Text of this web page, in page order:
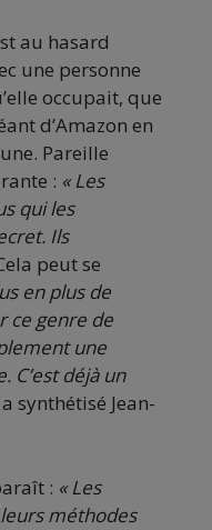
au hasard
une personne
occupait, que
d’Amazon en
Pareille
: « Les
qui les
Ils
peut se
en plus de
ce genre de
une
C’est déjà un
a synthétisé Jean-
: « Les
méthodes